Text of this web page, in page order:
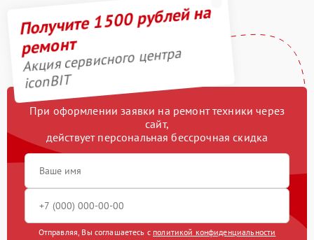
Гидроизоляция 1200 рублей
Апгрейд
Выравнивание колеса
Выравнивание ступицы 1400 рублей
Получите 1500 рублей на
ремонт
Акция сервисного центра
iconBIT
При оформлении заявки на ремонт техники через
сайт,
действует персональная бессрочная скидка
Отправляя, Вы соглашаетесь с политикой конфиденциальности